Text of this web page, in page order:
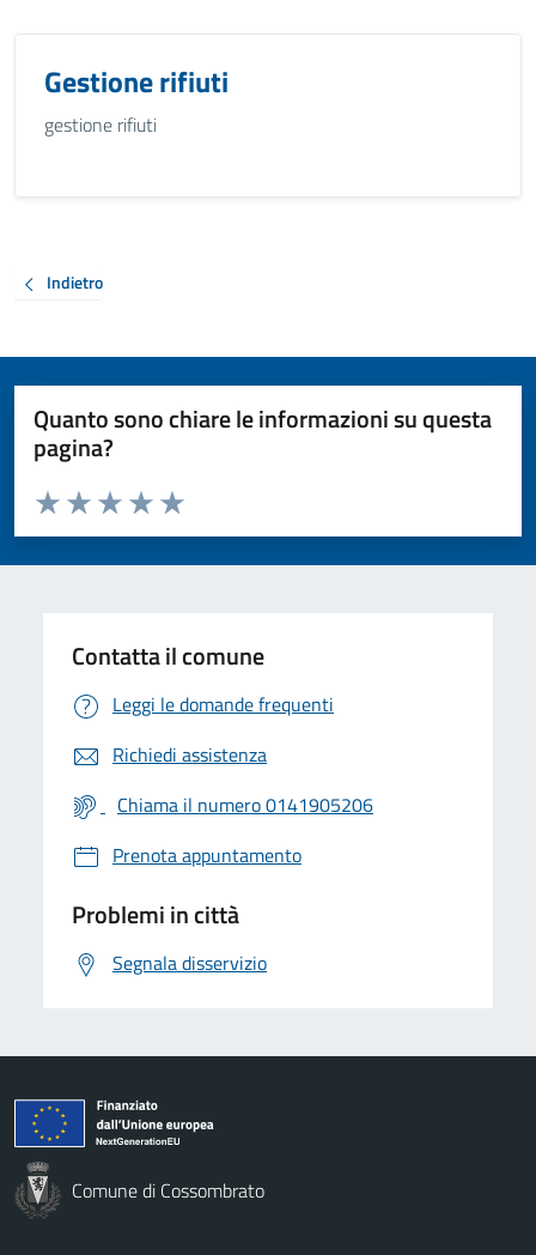
Gestione rifiuti
gestione rifiuti
Indietro
Quanto sono chiare le informazioni su questa
pagina?
Valuta da 1 a 5 stelle la pagina
Valuta 5 stelle su 5
Valuta 4 stelle su 5
Valuta 3 stelle su 5
Valuta 2 stelle su 5
Valuta 1 stelle su 5
Contatta il comune
Leggi le domande frequenti
Richiedi assistenza
Chiama il numero 0141905206
Prenota appuntamento
Problemi in città
Segnala disservizio
Comune di Cossombrato